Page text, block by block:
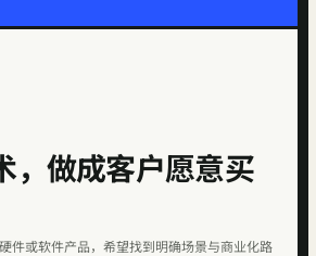
，做成客户愿意买
件或软件产品，希望找到明确场景与商业化路